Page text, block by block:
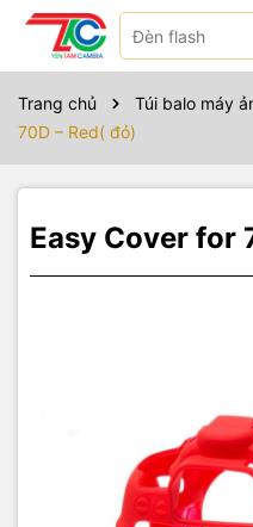
Trang chủ Túi balo máy
70D – Red( đỏ)
Easy Cover for
Sản phẩm bao gồm